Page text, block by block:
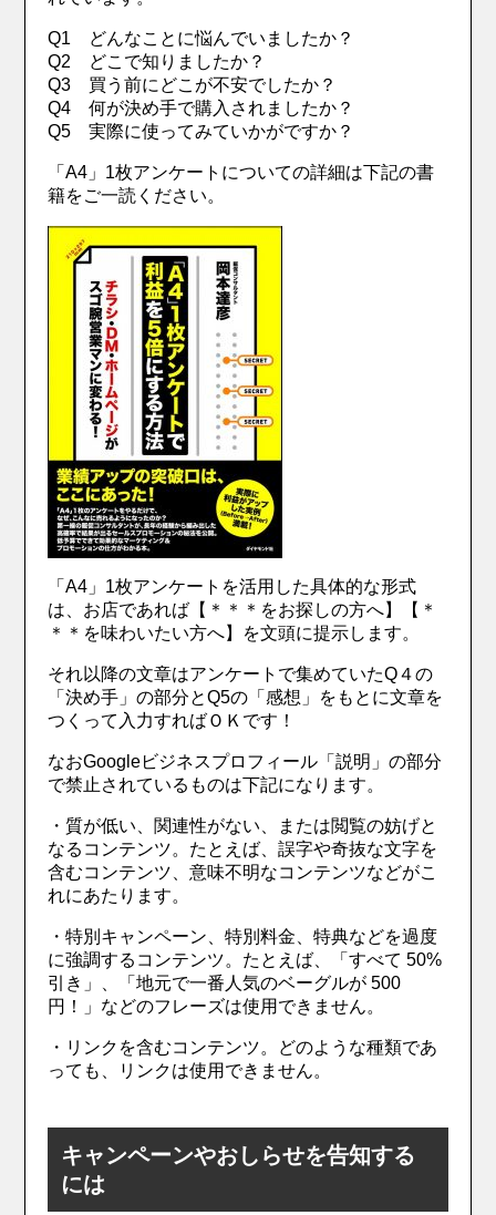
Q1 どんなことに悩んでいましたか？
Q2 どこで知りましたか？
Q3 買う前にどこが不安でしたか？
Q4 何が決め手で購入されましたか？
Q5 実際に使ってみていかがですか？
「A4」1枚アンケートについての詳細は下記の書
籍をご一読ください。
「A4」1枚アンケートを活用した具体的な形式
は、お店であれば【＊＊＊をお探しの方へ】【＊
＊＊を味わいたい方へ】を文頭に提示します。
それ以降の文章はアンケートで集めていたQ４の
「決め手」の部分とQ5の「感想」をもとに文章を
つくって入力すればＯＫです！
なおGoogleビジネスプロフィール「説明」の部分
で禁止されているものは下記になります。
・質が低い、関連性がない、または閲覧の妨げと
なるコンテンツ。たとえば、誤字や奇抜な文字を
含むコンテンツ、意味不明なコンテンツなどがこ
れにあたります。
・特別キャンペーン、特別料金、特典などを過度
に強調するコンテンツ。たとえば、「すべて 50%
引き」、「地元で一番人気のベーグルが 500
円！」などのフレーズは使用できません。
・リンクを含むコンテンツ。どのような種類であ
っても、リンクは使用できません。
キャンペーンやおしらせを告知する
には